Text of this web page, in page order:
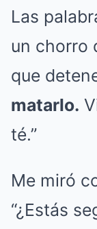
Las
un chorro
que
matarlo.
té.”
Me miró
“¿Estás